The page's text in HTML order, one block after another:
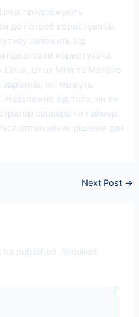
продовжують
до потреб користувачів.
залежить від
підготовки користувача.
Linux, Linux Mint та Manjaro
які можуть
Незалежно від того, чи ви
сервера чи геймер,
оптимальне рішення для
Next Post →
published.
Required